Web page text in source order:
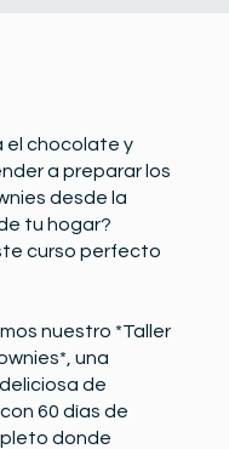
el chocolate y
a preparar los
desde la
tu hogar?
curso perfecto
nuestro *Taller
una
de
60 días de
donde